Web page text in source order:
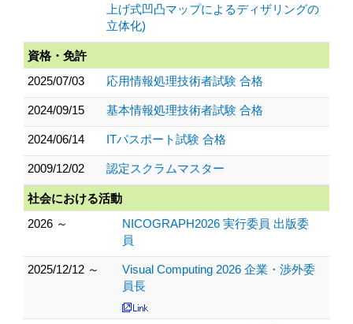
上げ式凹凸マップによるディザリングの
立体化)
資格・免許
2025/07/03
応用情報処理技術者試験 合格
2024/09/15 基本情報処理技術者試験 合格
2024/06/14 ITパスポート試験 合格
2009/12/02 認定スクラムマスター
社会における活動
2026 ～
NICOGRAPH2026 実行委員 出版委
員
2025/12/12 ～
Visual Computing 2026 企業・渉外委
員長